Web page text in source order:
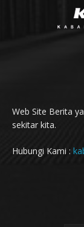
Web Site Berita
sekitar kita.
Hubungi Kami :